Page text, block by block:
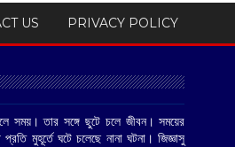
US PRIVACY POLICY
সময়। তার সঙ্গে ছুটে চলে জীবন। সময়ের
মুহূর্তে ঘটে চলেছে নানা ঘটনা। জিজ্ঞাসু